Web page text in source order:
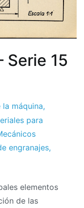
Serie 15
la máquina,
para
engranajes,
elementos
de las